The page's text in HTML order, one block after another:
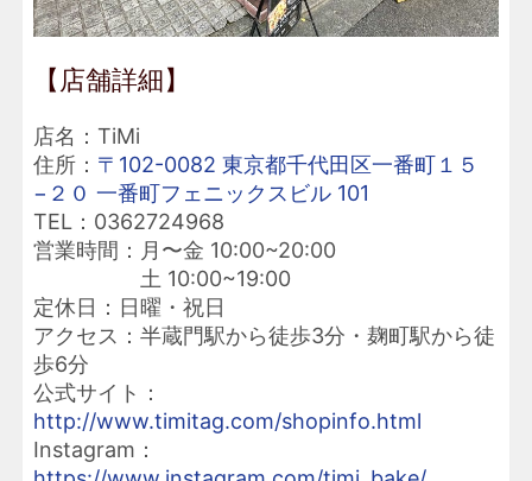
【店舗詳細】
店名：TiMi
住所： 〒102-0082 東京都千代田区一番町１５
−２０ 一番町フェニックスビル 101
TEL：0362724968
営業時間：月〜金 10:00~20:00
土 10:00~19:00
定休日：日曜・祝日
アクセス：半蔵門駅から徒歩3分・麹町駅から徒
歩6分
公式サイト：
http://www.timitag.com/shopinfo.html
Instagram：